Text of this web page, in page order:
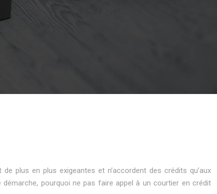
plus en plus exigeantes et n’accordent des crédits qu’aux
pourquoi ne pas faire appel à un courtier en crédit